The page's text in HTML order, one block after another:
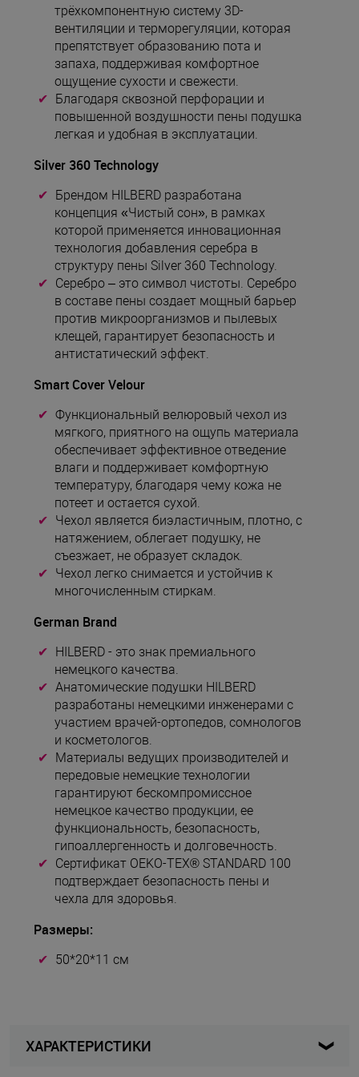
трёхкомпонентную систему 3D-
вентиляции и терморегуляции, которая
препятствует образованию пота и
запаха, поддерживая комфортное
ощущение сухости и свежести.
Благодаря сквозной перфорации и
повышенной воздушности пены подушка
легкая и удобная в эксплуатации.
Silver 360 Technology
Брендом HILBERD разработана
концепция «Чистый сон», в рамках
которой применяется инновационная
технология добавления серебра в
структуру пены Silver 360 Technology.
Серебро – это символ чистоты. Серебро
в составе пены создает мощный барьер
против микроорганизмов и пылевых
клещей, гарантирует безопасность и
антистатический эффект.
Smart Cover Velour
Функциональный велюровый чехол из
мягкого, приятного на ощупь материала
обеспечивает эффективное отведение
влаги и поддерживает комфортную
температуру, благодаря чему кожа не
потеет и остается сухой.
Чехол является биэластичным, плотно, с
натяжением, облегает подушку, не
съезжает, не образует складок.
Чехол легко снимается и устойчив к
многочисленным стиркам.
German Brand
HILBERD - это знак премиального
немецкого качества.
Анатомические подушки HILBERD
разработаны немецкими инженерами с
участием врачей-ортопедов, сомнологов
и косметологов.
Материалы ведущих производителей и
передовые немецкие технологии
гарантируют бескомпромиссное
немецкое качество продукции, ее
функциональность, безопасность,
гипоаллергенность и долговечность.
Сертификат OEKO-TEX® STANDARD 100
подтверждает безопасность пены и
чехла для здоровья.
Размеры:
50*20*11 см
ХАРАКТЕРИСТИКИ